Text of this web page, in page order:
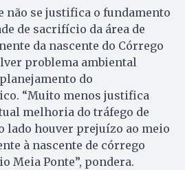
não se justifica o fundamento
de sacrifício da área de
da nascente do Córrego
problema ambiental
do
“Muito menos justifica
melhoria do tráfego de
lado houver prejuízo ao meio
à nascente de córrego
Meia Ponte”, pondera.